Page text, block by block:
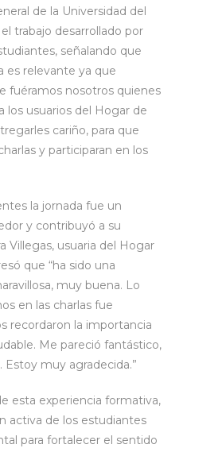
de la Universidad del
trabajo desarrollado por
señalando que
es relevante ya que
fuéramos nosotros quienes
los usuarios del Hogar de
cariño, para que
y participaran en los
la jornada fue un
y contribuyó a su
Villegas, usuaria del Hogar
que “ha sido una
muy buena. Lo
en las charlas fue
recordaron la importancia
Me pareció fantástico,
Estoy muy agradecida.”
esta experiencia formativa,
activa de los estudiantes
para fortalecer el sentido